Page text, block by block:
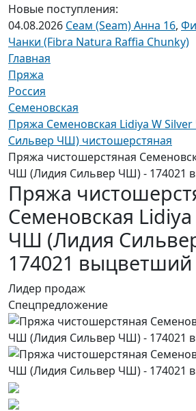
Новые поступления:
04.08.2026 Сеам (Seam) Анна 16,
Чанки (Fibra Natura Raffia Chunky)
Главная
Пряжа
Россия
Семеновская
Пряжа Семеновская Lidiya W
Сильвер ЧШ) чистошерстяная
Пряжа чистошерстяная
ЧШ (Лидия Сильвер ЧШ) - 174021
Пряжа
Семеновская
ЧШ (Лидия
174021
Лидер продаж
Спецпредложение